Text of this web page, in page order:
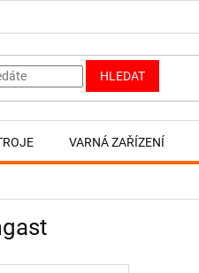
HLEDAT
VARNÁ ZAŘÍZENÍ